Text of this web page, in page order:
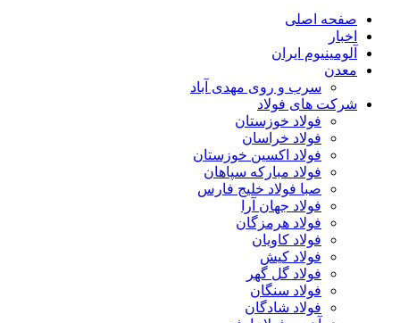
صفحه اصلی
اخبار
آلومینیوم ایران
معدن
سرب و روی مهدی آباد
شرکت های فولاد
فولاد خوزستان
فولاد خراسان
فولاد اکسین خوزستان
فولاد مبارکه سپاهان
صبا فولاد خلیج فارس
فولاد جهان آرا
فولاد هرمزگان
فولاد کاویان
فولاد کیش
فولاد گل گهر
فولاد سنگان
فولاد شادگان